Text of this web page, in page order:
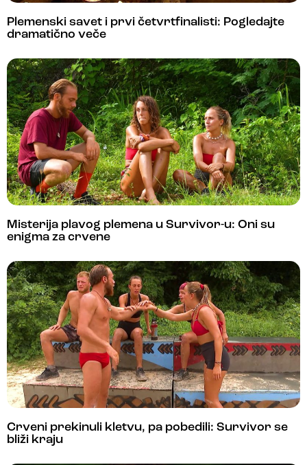
Plemenski savet i prvi četvrtfinalisti: Pogledajte
dramatično veče
Misterija plavog plemena u Survivor-u: Oni su
enigma za crvene
Crveni prekinuli kletvu, pa pobedili: Survivor se
bliži kraju